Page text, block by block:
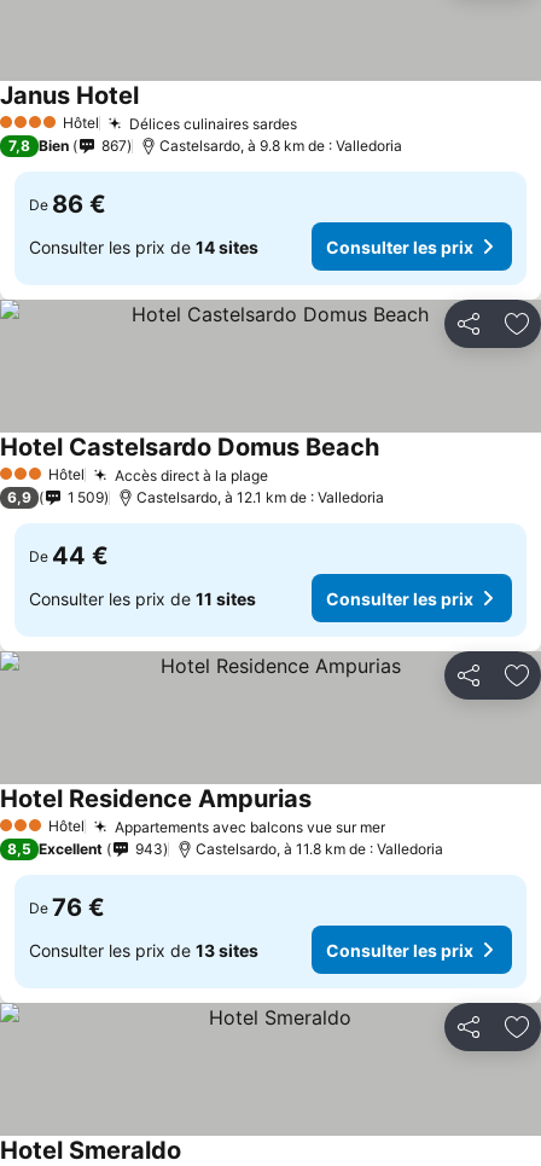
4 Étoiles Hôtel Délices culinaires sardes
Janus Hotel
7,8 Bien 867 Castelsardo, à 9.8 km de : Valledoria
De 86 €
Consulter les prix de 14 sites Consulter les prix
Partager
3 ÉtoilesHôtel Accès direct à la plage
Hotel Castelsardo Domus Beach
6,9 1 509 Castelsardo, à 12.1 km de : Valledoria
De 44 €
Consulter les prix de 11 sites Consulter les prix
Partager
3 ÉtoilesHôtel Appartements avec balcons vue sur mer
Hotel Residence Ampurias
8,5 Excellent 943 Castelsardo, à 11.8 km de : Valledoria
De 76 €
Consulter les prix de 13 sites Consulter les prix
Partager
Hotel Smeraldo